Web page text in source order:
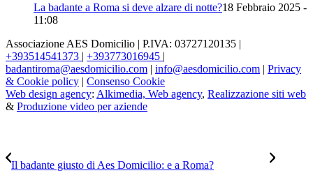
La badante a Roma si deve alzare di notte?18 Febbraio 2025 -
11:08
Associazione AES Domicilio | P.IVA: 03727120135 |
+393514541373 | +393773016945 |
badantiroma@aesdomicilio.com | info@aesdomicilio.com | Privacy
& Cookie policy | Consenso Cookie
Web design agency: Alkimedia, Web agency, Realizzazione siti web
& Produzione video per aziende
Il badante giusto di Aes Domicilio: e a Roma?